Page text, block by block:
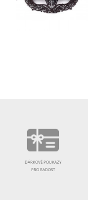
DÁRKOVÉ POUKAZY
PRO RADOST